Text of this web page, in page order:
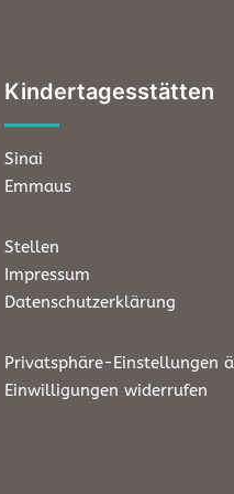
Kindertagesstätten
Sinai
Emmaus
Stellen
Impressum
Datenschutzerklärung
Privatsphäre-Einstellungen
Einwilligungen widerrufen